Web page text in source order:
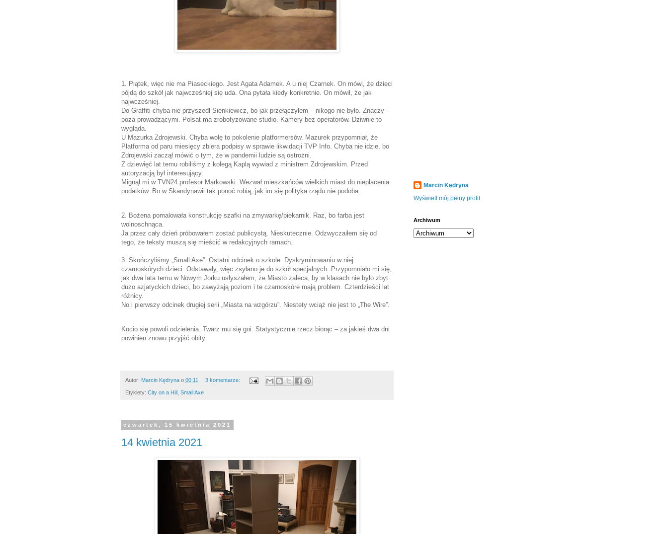
1. Piątek, więc nie ma Piaseckiego. Jest Agata Adamek. A u niej Czarnek. On mówi, że dzieci
pójdą do szkół jak najwcześniej się uda. Ona pytała kiedy konkretnie. On mówił, że jak
najwcześniej.
Do Graffiti chyba nie przyszedł Sienkiewicz, bo jak przełączyłem – nikogo nie było. Znaczy –
poza prowadzącymi. Polsat ma zrobotyzowane studio. Kamery bez operatorów. Dziwnie to
wygląda.
U Mazurka Zdrojewski. Chyba wolę to pokolenie platformersów. Mazurek przypomniał, że
Platforma od paru miesięcy zbiera podpisy w sprawie likwidacji TVP Info. Chyba nie idzie, bo
Zdrojewski zaczął mówić o tym, że w pandemii ludzie są ostrożni.
Z dziewięć lat temu robiliśmy z kolegą Kaplą wywiad z ministrem Zdrojewskim. Przed
autoryzacją był interesujący.
Mignął mi w TVN24 profesor Markowski. Wezwał mieszkańców wielkich miast do niepłacenia
podatków. Bo w Skandynawii tak ponoć robią, jak im się polityka rządu nie podoba.
2. Bożena pomalowała konstrukcję szafki na zmywarkę/piekarnik. Raz, bo farba jest
wolnoschnąca.
Ja przez cały dzień próbowałem zostać publicystą. Nieskutecznie. Odzwyczaiłem się od
tego, że teksty muszą się mieścić w redakcyjnych ramach.
3. Skończyliśmy „Small Axe”. Ostatni odcinek o szkole. Dyskryminowaniu w niej
czarnoskórych dzieci. Odstawały, więc zsyłano je do szkół specjalnych. Przypomniało mi się,
jak dwa lata temu w Nowym Jorku usłyszałem, że Miasto zaleca, by w klasach nie było zbyt
dużo azjatyckich dzieci, bo zawyżają poziom i te czarnoskóre mają problem. Czterdzieści lat
różnicy.
No i pierwszy odcinek drugiej serii „Miasta na wzgórzu”. Niestety wciąż nie jest to „The Wire”.
Kocio się powoli odzielenia. Twarz mu się goi. Statystycznie rzecz biorąc – za jakieś dwa dni
powinien znowu przyjść obity.
Autor: Marcin Kędryna o 00:11 3 komentarze:
Etykiety: City on a Hill Small Axe
czwartek, 15 kwietnia 2021
14 kwietnia 2021
Marcin Kędryna
Wyświetl mój pełny profil
Archiwum